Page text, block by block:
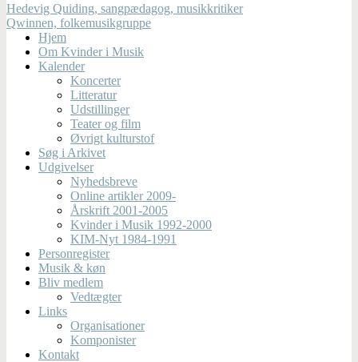
Hedevig Quiding, sangpædagog, musikkritiker
Qwinnen, folkemusikgruppe
Hjem
Om Kvinder i Musik
Kalender
Koncerter
Litteratur
Udstillinger
Teater og film
Øvrigt kulturstof
Søg i Arkivet
Udgivelser
Nyhedsbreve
Online artikler 2009-
Årskrift 2001-2005
Kvinder i Musik 1992-2000
KIM-Nyt 1984-1991
Personregister
Musik & køn
Bliv medlem
Vedtægter
Links
Organisationer
Komponister
Kontakt